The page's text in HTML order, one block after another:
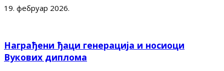
19. фебруар 2026.
Награђени ђаци генерација и носиоци
Вукових диплома